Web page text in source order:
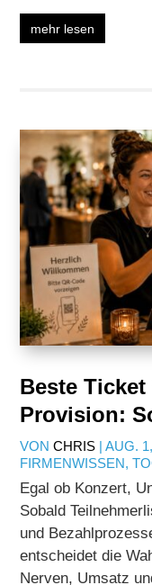
mehr lesen
Beste
Provision:
VONCHRIS |AUG.
FIRMENWISSEN,
Egal ob Konzert,
Sobald
und
entscheidet die
Nerven, Umsatz